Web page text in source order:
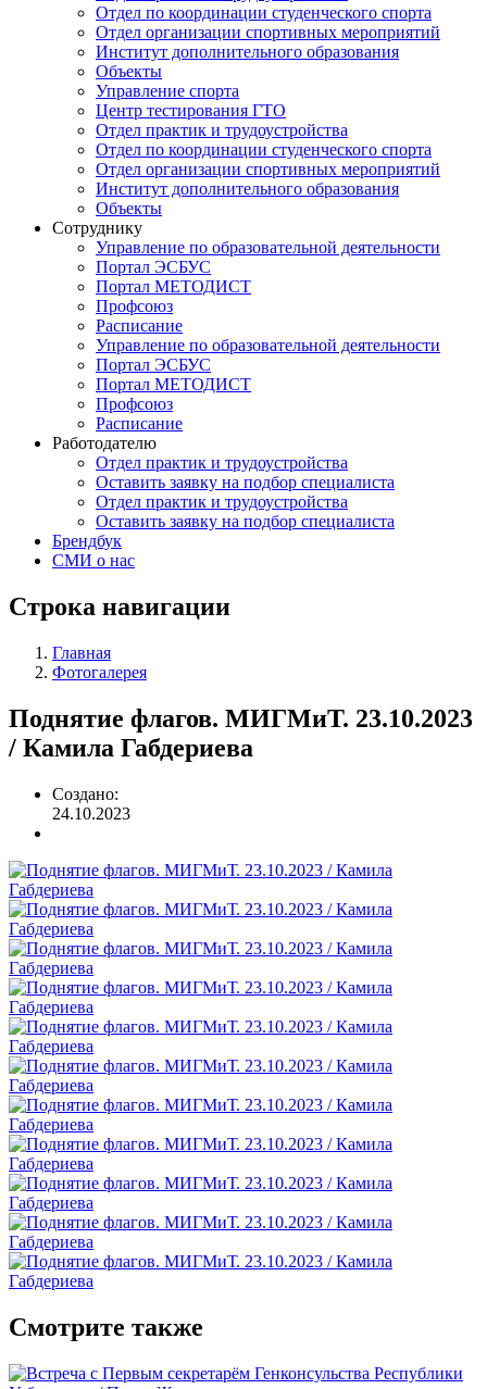
Отдел по координации студенческого спорта
Отдел организации спортивных мероприятий
Институт дополнительного образования
Объекты
Управление спорта
Центр тестирования ГТО
Отдел практик и трудоустройства
Отдел по координации студенческого спорта
Отдел организации спортивных мероприятий
Институт дополнительного образования
Объекты
Сотруднику
Управление по образовательной деятельности
Портал ЭСБУС
Портал МЕТОДИСТ
Профсоюз
Расписание
Управление по образовательной деятельности
Портал ЭСБУС
Портал МЕТОДИСТ
Профсоюз
Расписание
Работодателю
Отдел практик и трудоустройства
Оставить заявку на подбор специалиста
Отдел практик и трудоустройства
Оставить заявку на подбор специалиста
Брендбук
СМИ о нас
Строка навигации
Главная
Фотогалерея
Поднятие флагов. МИГМиТ. 23.10.2023
/ Камила Габдериева
Создано:
24.10.2023
Смотрите также